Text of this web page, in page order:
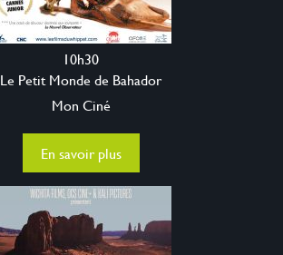
10h30
Le Petit Monde de Bahador
Mon Ciné
En savoir plus